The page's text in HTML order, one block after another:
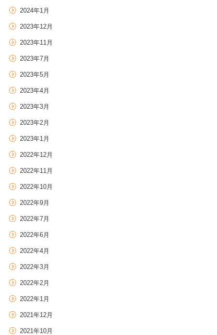
2024年1月
2023年12月
2023年11月
2023年7月
2023年5月
2023年4月
2023年3月
2023年2月
2023年1月
2022年12月
2022年11月
2022年10月
2022年9月
2022年7月
2022年6月
2022年4月
2022年3月
2022年2月
2022年1月
2021年12月
2021年10月